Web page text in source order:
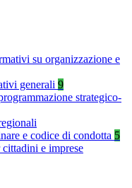
su organizzazione e
generali 9
strategico-
e codice di condotta 5
e imprese